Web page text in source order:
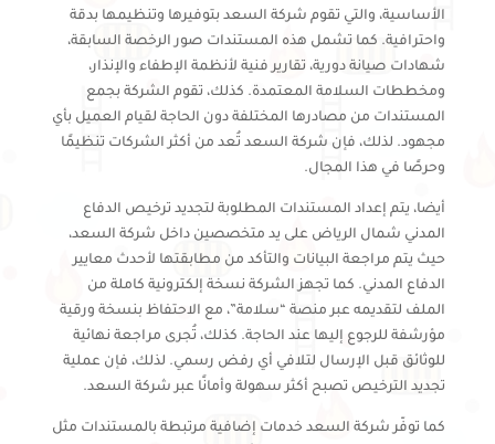
الأساسية، والتي تقوم شركة السعد بتوفيرها وتنظيمها بدقة
واحترافية. كما تشمل هذه المستندات صور الرخصة السابقة،
شهادات صيانة دورية، تقارير فنية لأنظمة الإطفاء والإنذار،
ومخططات السلامة المعتمدة. كذلك، تقوم الشركة بجمع
المستندات من مصادرها المختلفة دون الحاجة لقيام العميل بأي
مجهود. لذلك، فإن شركة السعد تُعد من أكثر الشركات تنظيمًا
وحرصًا في هذا المجال.
أيضا، يتم إعداد المستندات المطلوبة لتجديد ترخيص الدفاع
المدني شمال الرياض على يد متخصصين داخل شركة السعد،
حيث يتم مراجعة البيانات والتأكد من مطابقتها لأحدث معايير
الدفاع المدني. كما تجهز الشركة نسخة إلكترونية كاملة من
الملف لتقديمه عبر منصة “سلامة”، مع الاحتفاظ بنسخة ورقية
مؤرشفة للرجوع إليها عند الحاجة. كذلك، تُجرى مراجعة نهائية
للوثائق قبل الإرسال لتلافي أي رفض رسمي. لذلك، فإن عملية
تجديد الترخيص تصبح أكثر سهولة وأمانًا عبر شركة السعد.
كما توفّر شركة السعد خدمات إضافية مرتبطة بالمستندات مثل